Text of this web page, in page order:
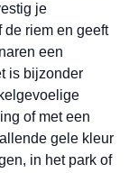
je
de riem en geeft
een
is bijzonder
of met een
gele kleur
in het park of